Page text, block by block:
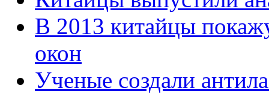
В 2013 китайцы
окон
Ученые создали